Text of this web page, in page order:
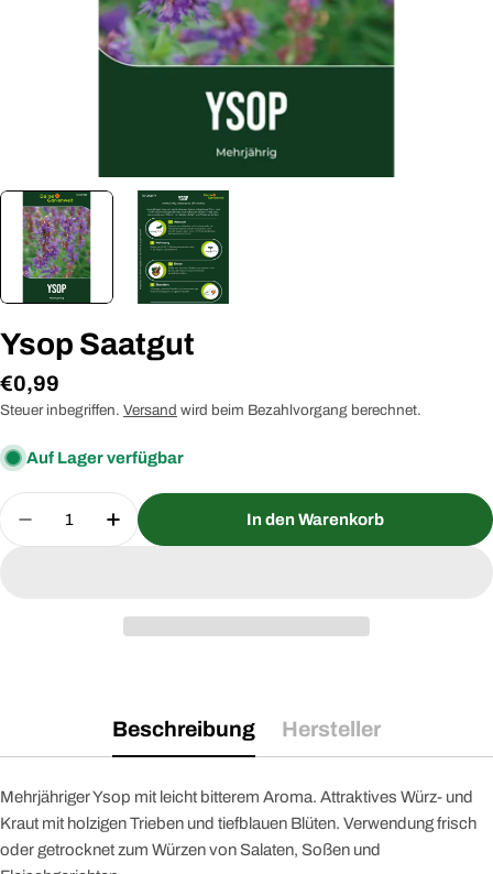
Ysop Saatgut
Regulärer
Preis
€0,99
Steuer inbegriffen. Versand wird beim Bezahlvorgang berechnet.
Auf Lager verfügbar
Menge
Menge für Ysop Saatgut verringern
Menge für Ysop Saatgut erhöhen
In den Warenkorb
Beschreibung Hersteller
Mehrjähriger Ysop mit leicht bitterem Aroma. Attraktives Würz- und
Kraut mit holzigen Trieben und tiefblauen Blüten. Verwendung frisch
oder getrocknet zum Würzen von Salaten, Soßen und